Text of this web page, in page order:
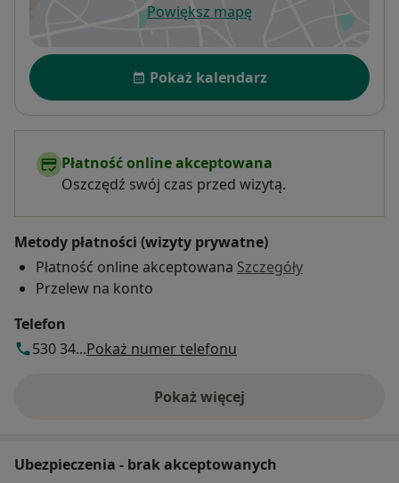
Powiększ mapęotwiera się w nowej karcie
Dostępność
Pokaż kalendarz
Płatność online akceptowana
Oszczędź swój czas przed wizytą.
Metody płatności (wizyty prywatne)
Płatność online akceptowana Szczegóły
Przelew na konto
Telefon
530 34...Pokaż numer telefonu
Pokaż więcej
o adresie
Ubezpieczenia - brak akceptowanych